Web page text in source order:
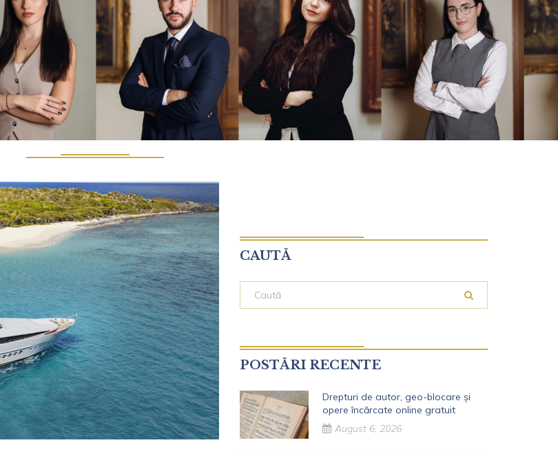
CAUTĂ
POSTĂRI RECENTE
Drepturi de autor, geo-blocare și
opere încărcate online gratuit
August 6, 2026